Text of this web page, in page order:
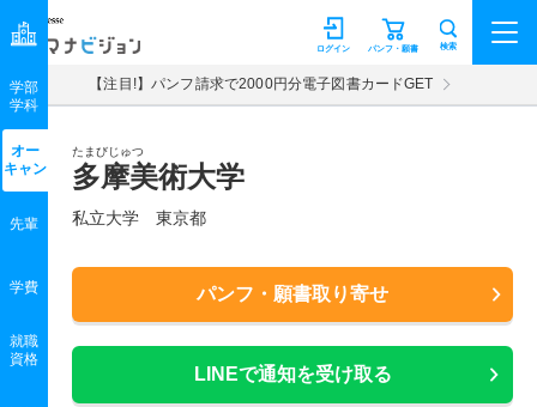
マナビジョン パンフ・願書
ログイン 検索
【注目!】パンフ請求で2000円分電子図書カードGET
たまびじゅつ
多摩美術大学
私立大学 東京都
パンフ・願書取り寄せ
LINEで通知を受け取る
学部
学科
オー
キャン
先輩
学費
就職
資格